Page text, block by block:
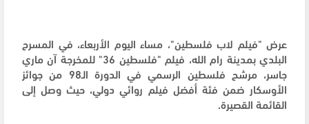
عرض "فيلم لاب فلسطين"، مساء اليوم الأربعاء، في المسرح
البلدي بمدينة رام الله، فيلم "فلسطين 36" للمخرجة آن ماري
جاسر، مرشح فلسطين الرسمي في الدورة الـ98 من جوائز
الأوسكار ضمن فئة أفضل فيلم روائي دولي، حيث وصل إلى
القائمة القصيرة.